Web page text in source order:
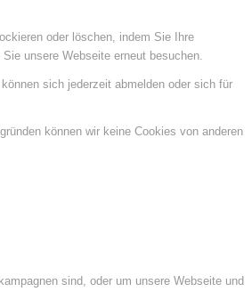
oder löschen, indem Sie Ihre
unsere Webseite erneut besuchen.
sich jederzeit abmelden oder sich für
können wir keine Cookies von anderen
sind, oder um unsere Webseite und